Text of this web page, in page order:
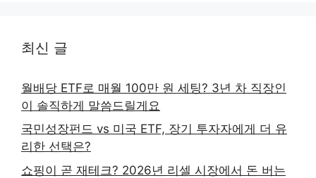
최신 글
월배당 ETF로 매월 100만 원 세팅? 3년 차 직장인
이 솔직하게 말씀드릴게요
국민성장펀드 vs 미국 ETF, 장기 투자자에게 더 유
리한 선택은?
쇼핑이 곧 재테크? 2026년 리셀 시장에서 돈 버는